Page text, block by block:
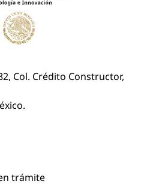
Col. Crédito Constructor,
trámite